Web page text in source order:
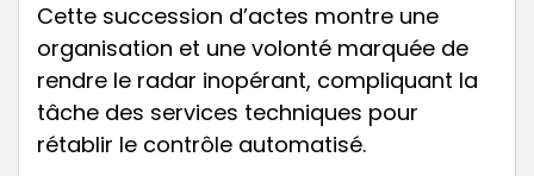
Cette succession d’actes montre une
organisation et une volonté marquée de
rendre le radar inopérant, compliquant la
tâche des services techniques pour
rétablir le contrôle automatisé.